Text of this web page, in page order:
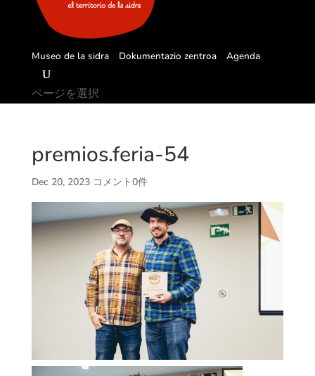
Museo de la sidra Dokumentazio zentroa Agenda
ページを選択
premios.feria-54
Dec 20, 2023 コメント0件